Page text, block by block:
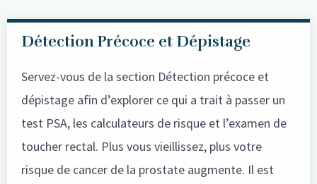
Détection Précoce et Dépistage
Servez-vous de la section Détection précoce et
dépistage afin d’explorer ce qui a trait à passer un
test PSA, les calculateurs de risque et l’examen de
toucher rectal. Plus vous vieillissez, plus votre
risque de cancer de la prostate augmente. Il est